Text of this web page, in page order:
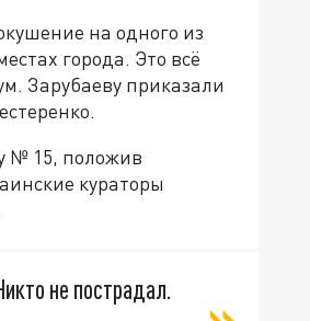
на одного из
города. Это всё
Зарубаеву приказали
№ 15, положив
кураторы
не пострадал.